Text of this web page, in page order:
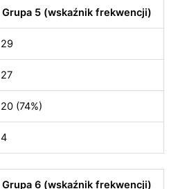
Grupa 5 (wskaźnik frekwencji)
29
27
20 (74%)
4
Grupa 6 (wskaźnik frekwencji)